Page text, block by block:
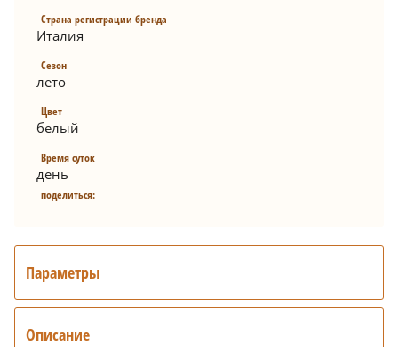
Страна регистрации бренда
Италия
Сезон
лето
Цвет
белый
Время суток
день
поделиться:
Параметры
Описание